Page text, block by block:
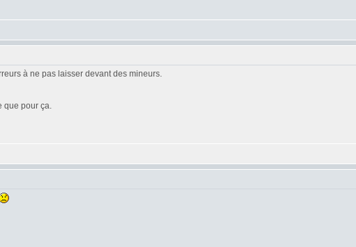
à ne pas laisser devant des mineurs.
que pour ça.